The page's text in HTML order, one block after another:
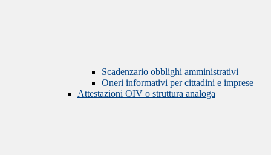
Scadenzario obblighi amministrativi
Oneri informativi per cittadini e imprese
Attestazioni OIV o struttura analoga